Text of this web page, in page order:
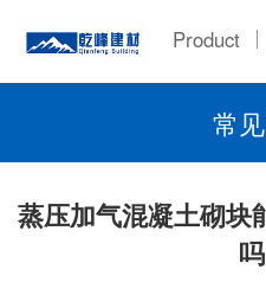
Product
常
蒸压加气混凝土砌块